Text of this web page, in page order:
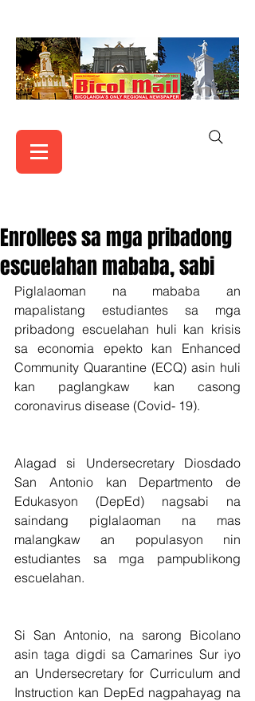
Enrollees sa mga pribadong
escuelahan mababa, sabi
Piglalaoman na mababa an
mapalistang estudiantes sa mga
pribadong escuelahan huli kan krisis
sa economia epekto kan Enhanced
Community Quarantine (ECQ) asin huli
kan paglangkaw kan casong
coronavirus disease (Covid- 19).
Alagad si Undersecretary Diosdado
San Antonio kan Departmento de
Edukasyon (DepEd) nagsabi na
saindang piglalaoman na mas
malangkaw an populasyon nin
estudiantes sa mga pampublikong
escuelahan.
Si San Antonio, na sarong Bicolano
asin taga digdi sa Camarines Sur iyo
an Undersecretary for Curriculum and
Instruction kan DepEd nagpahayag na